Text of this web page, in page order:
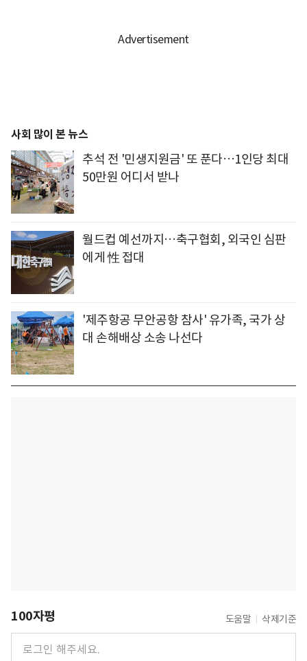
사회 많이 본 뉴스
추석 전 '민생지원금' 또 푼다…1인당 최대
50만원 어디서 받나
월드컵 예선까지…축구협회, 외국인 심판
에게 性 접대
'제주항공 무안공항 참사' 유가족, 국가 상
대 손해배상 소송 나선다
100자평 도움말 삭제기준